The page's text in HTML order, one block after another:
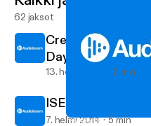
Choirs for Christmas
62 jaksot
Creating your
Day
13. helmi 2014 2 min
ISES application
7. helmi 2014 5 min